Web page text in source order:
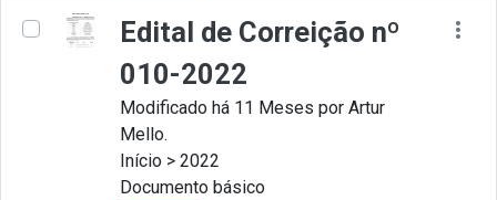
Edital de Correição nº
010-2022
Modificado há 11 Meses por Artur
Mello.
Início > 2022
Documento básico